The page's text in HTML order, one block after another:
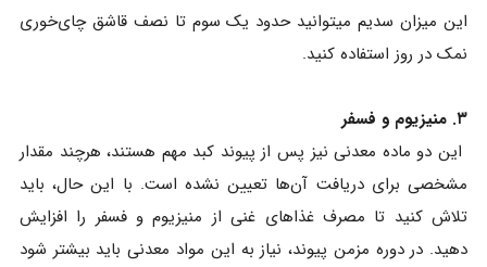
این میزان سدیم میتوانید حدود یک سوم تا نصف قاشق چای‌خوری
نمک در روز استفاده کنید.
۳. منیزیوم و فسفر
این دو ماده معدنی نیز پس از پیوند کبد مهم هستند، هرچند مقدار
مشخصی برای دریافت آن‌ها تعیین نشده است. با این حال، باید
تلاش کنید تا مصرف غذاهای غنی از منیزیوم و فسفر را افزایش
دهید. در دوره مزمن پیوند، نیاز به این مواد معدنی باید بیشتر شود